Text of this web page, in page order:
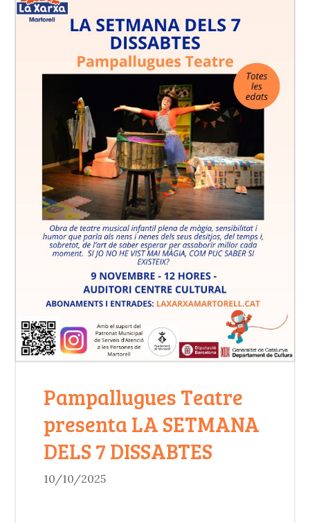
Pampallugues Teatre
presenta LA SETMANA
DELS 7 DISSABTES
10/10/2025